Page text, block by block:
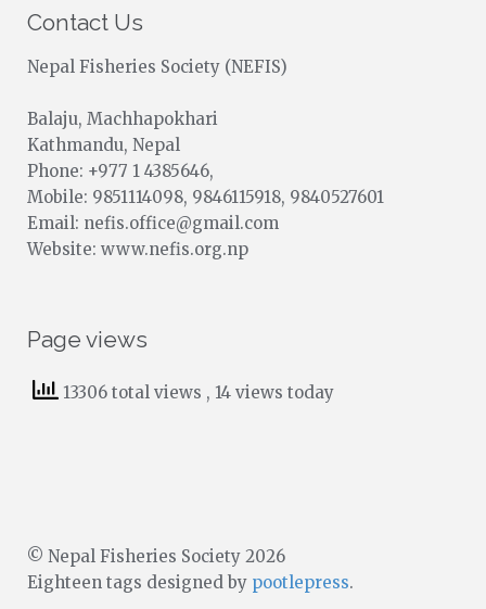
Contact Us
Nepal Fisheries Society (NEFIS)
Balaju, Machhapokhari
Kathmandu, Nepal
Phone: +977 1 4385646,
Mobile: 9851114098, 9846115918, 9840527601
Email: nefis.office@gmail.com
Website: www.nefis.org.np
Page views
13306 total views , 14 views today
© Nepal Fisheries Society 2026
Eighteen tags designed by pootlepress.